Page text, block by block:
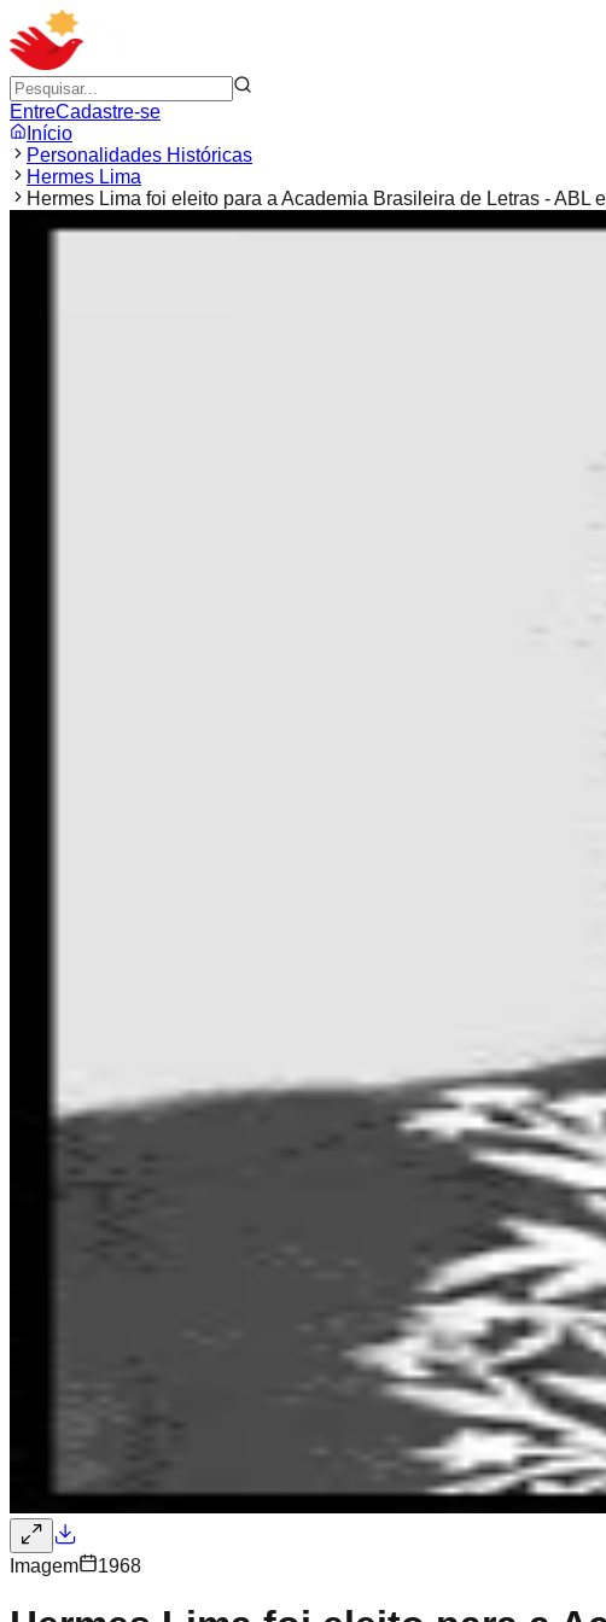
EntreCadastre-se
Início
Personalidades Históricas
Hermes Lima
Hermes Lima foi eleito para a Academia Brasileira de Letras - ABL
Imagem 1968